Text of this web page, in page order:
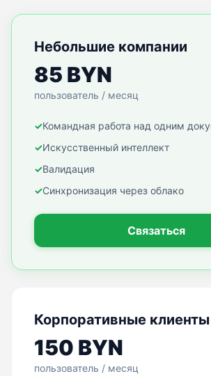
Небольшие компании
85 BYN
пользователь / месяц
✓Командная работа над одним
✓Искусственный интеллект
✓Валидация
✓Синхронизация через облако
Связаться
Корпоративные клиенты
150 BYN
пользователь / месяц